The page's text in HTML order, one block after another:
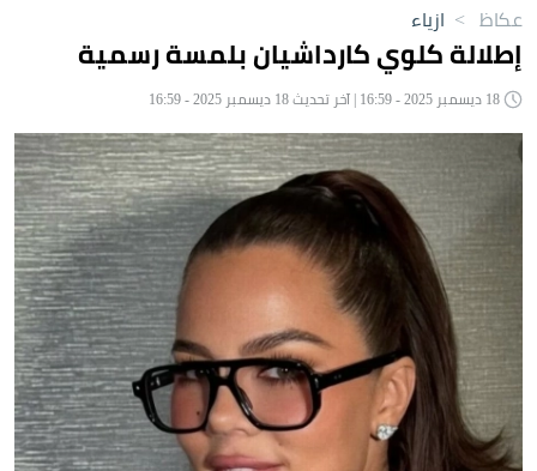
عكاظ > ازياء
إطلالة كلوي كارداشيان بلمسة رسمية